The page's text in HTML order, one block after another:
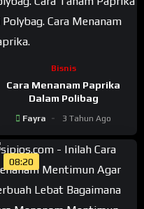
Bisnis
Cara Menanam Paprika
Dalam Polibag
Fayra 3 Tahun Ago
08:20